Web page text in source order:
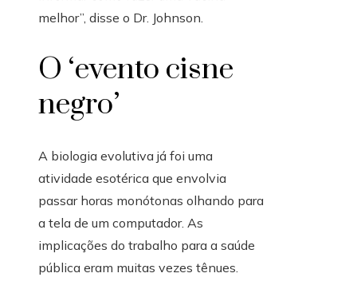
melhor”, disse o Dr. Johnson.
O ‘evento cisne
negro’
A biologia evolutiva já foi uma
atividade esotérica que envolvia
passar horas monótonas olhando para
a tela de um computador. As
implicações do trabalho para a saúde
pública eram muitas vezes tênues.